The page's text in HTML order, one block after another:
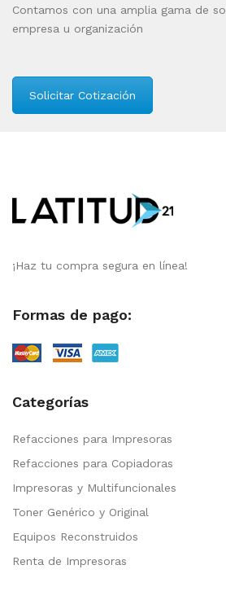
Contamos con una amplia gama de
empresa u organización
Solicitar Cotización
¡Haz tu compra segura en línea!
Formas de pago:
Categorías
Refacciones para Impresoras
Refacciones para Copiadoras
Impresoras y Multifuncionales
Toner Genérico y Original
Equipos Reconstruidos
Renta de Impresoras